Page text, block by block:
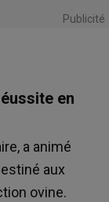
Publicité
en
a animé
aux
ovine.